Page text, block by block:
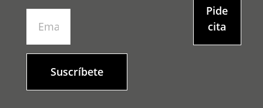
Suscríbete
Pide
cita